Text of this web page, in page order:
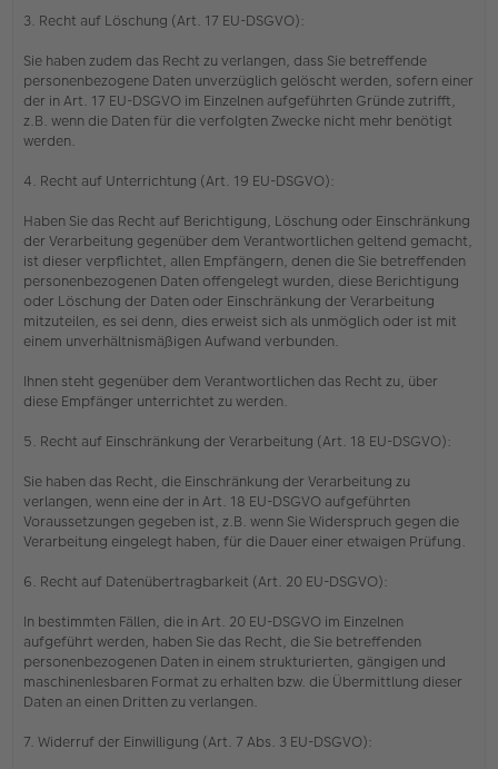
3. Recht auf Löschung (Art. 17 EU-DSGVO):
Sie haben zudem das Recht zu verlangen, dass Sie betreffende
personenbezogene Daten unverzüglich gelöscht werden, sofern einer
der in Art. 17 EU-DSGVO im Einzelnen aufgeführten Gründe zutrifft,
z.B. wenn die Daten für die verfolgten Zwecke nicht mehr benötigt
werden.
4. Recht auf Unterrichtung (Art. 19 EU-DSGVO):
Haben Sie das Recht auf Berichtigung, Löschung oder Einschränkung
der Verarbeitung gegenüber dem Verantwortlichen geltend gemacht,
ist dieser verpflichtet, allen Empfängern, denen die Sie betreffenden
personenbezogenen Daten offengelegt wurden, diese Berichtigung
oder Löschung der Daten oder Einschränkung der Verarbeitung
mitzuteilen, es sei denn, dies erweist sich als unmöglich oder ist mit
einem unverhältnismäßigen Aufwand verbunden.
Ihnen steht gegenüber dem Verantwortlichen das Recht zu, über
diese Empfänger unterrichtet zu werden.
5. Recht auf Einschränkung der Verarbeitung (Art. 18 EU-DSGVO):
Sie haben das Recht, die Einschränkung der Verarbeitung zu
verlangen, wenn eine der in Art. 18 EU-DSGVO aufgeführten
Voraussetzungen gegeben ist, z.B. wenn Sie Widerspruch gegen die
Verarbeitung eingelegt haben, für die Dauer einer etwaigen Prüfung.
6. Recht auf Datenübertragbarkeit (Art. 20 EU-DSGVO):
In bestimmten Fällen, die in Art. 20 EU-DSGVO im Einzelnen
aufgeführt werden, haben Sie das Recht, die Sie betreffenden
personenbezogenen Daten in einem strukturierten, gängigen und
maschinenlesbaren Format zu erhalten bzw. die Übermittlung dieser
Daten an einen Dritten zu verlangen.
7. Widerruf der Einwilligung (Art. 7 Abs. 3 EU-DSGVO):